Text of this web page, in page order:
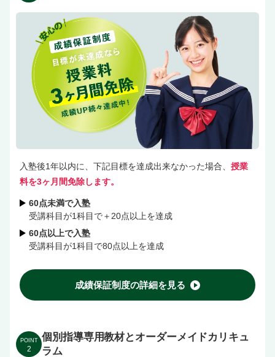
入塾後1年以内に、下記目標を達成出来なかった場合、 授業
料を3ヶ月間免除します。
60点未満で入塾
受講科目が1科目で＋20点以上を達成
60点以上で入塾
受講科目が1科目で80点以上を達成
成績保証制度の詳細を見る
POINT
2
個別指導専用教材とオーダーメイドカリキュ
ラム